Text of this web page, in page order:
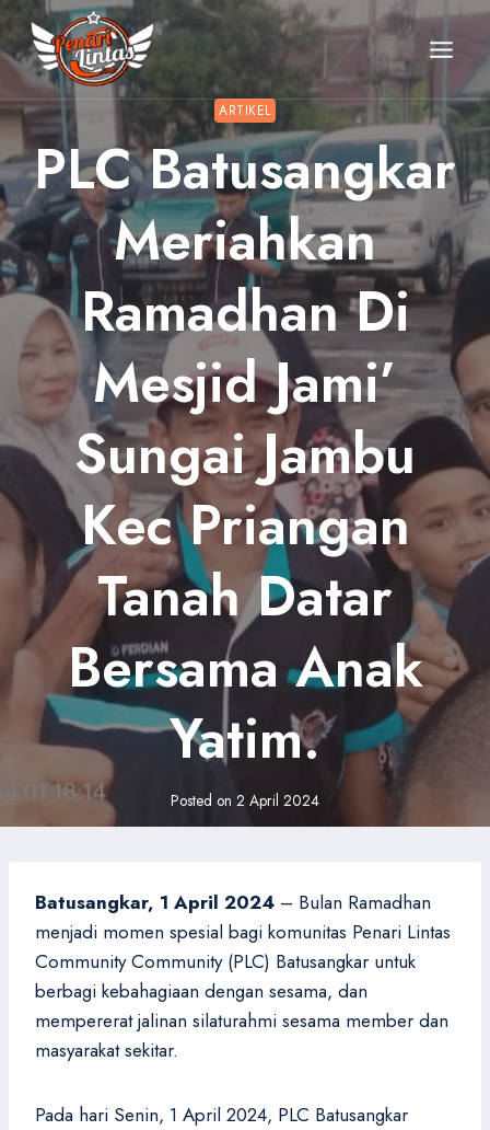
Skip
to
content
ARTIKEL
PLC Batusangkar
Meriahkan
Ramadhan Di
Mesjid Jami’
Sungai Jambu
Kec Priangan
Tanah Datar
Bersama Anak
Yatim.
Posted on 2 April 2024
Batusangkar, 1 April 2024 – Bulan Ramadhan
menjadi momen spesial bagi komunitas Penari Lintas
Community Community (PLC) Batusangkar untuk
berbagi kebahagiaan dengan sesama, dan
mempererat jalinan silaturahmi sesama member dan
masyarakat sekitar.
Pada hari Senin, 1 April 2024, PLC Batusangkar